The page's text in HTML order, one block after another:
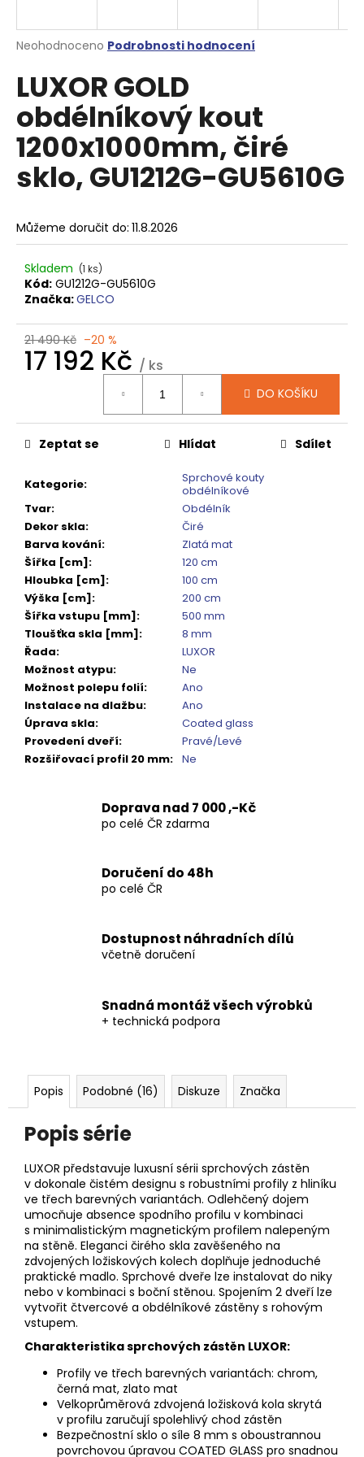
Průměrné
produktu
je
z
5
hvězdiček.
Neohodnoceno Podrobnosti hodnocení
LUXOR GOLD
obdélníkový kout
1200x1000mm, čiré
sklo, GU1212G-GU5610G
Můžeme doručit do: 11.8.2026
Skladem (1 ks)
Kód: GU1212G-GU5610G
Značka:GELCO
21 490 Kč –20 %
17 192 Kč / ks
DO KOŠÍKU
Kategorie:
Sprchové kouty
obdélníkové
Tvar:
Obdélník
Dekor skla:
Čiré
Barva kování:
Zlatá mat
Šířka [cm]:
120 cm
Hloubka [cm]:
100 cm
Výška [cm]:
200 cm
Šířka vstupu [mm]:
500 mm
Tloušťka skla [mm]:
8 mm
Řada:
LUXOR
Možnost atypu:
Ne
Možnost polepu folií:
Ano
Instalace na dlažbu:
Ano
Úprava skla:
Coated glass
Provedení dveří:
Pravé/Levé
Rozšiřovací profil 20 mm: Ne
Zeptat se Hlídat Sdílet
Doprava nad 7 000 ,-Kč
po celé ČR zdarma
Doručení do 48h
po celé ČR
Dostupnost náhradních dílů
včetně doručení
Snadná montáž všech výrobků
+ technická podpora
Popis Podobné (16) Diskuze Značka
Popis série
LUXOR představuje luxusní sérii sprchových zástěn
v dokonale čistém designu s robustními profily z hliníku
ve třech barevných variantách. Odlehčený dojem
umocňuje absence spodního profilu v kombinaci
s minimalistickým magnetickým profilem nalepeným
na stěně. Eleganci čirého skla zavěšeného na
zdvojených ložiskových kolech doplňuje jednoduché
praktické madlo. Sprchové dveře lze instalovat do niky
nebo v kombinaci s boční stěnou. Spojením 2 dveří lze
vytvořit čtvercové a obdélníkové zástěny s rohovým
vstupem.
Charakteristika sprchových zástěn LUXOR:
Profily ve třech barevných variantách: chrom,
černá mat, zlato mat
Velkoprůměrová zdvojená ložisková kola skrytá
v profilu zaručují spolehlivý chod zástěn
Bezpečnostní sklo o síle 8 mm s oboustrannou
povrchovou úpravou COATED GLASS pro snadnou
j
t
?
HLEDAT
D
o
p
r
u
e
m
DRAGON
SPRCHOVÉ
DVEŘE
DO
NIKY
1200
MM,
ČIRÉ
SKLO,
GD4612
12
080
Kč
Původně:
15
100
Kč